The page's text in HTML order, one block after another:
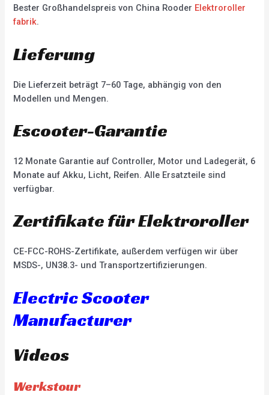
Bester Großhandelspreis von China Rooder Elektroroller
fabrik.
Lieferung
Die Lieferzeit beträgt 7–60 Tage, abhängig von den
Modellen und Mengen.
Escooter-Garantie
12 Monate Garantie auf Controller, Motor und Ladegerät, 6
Monate auf Akku, Licht, Reifen. Alle Ersatzteile sind
verfügbar.
Zertifikate für Elektroroller
CE-FCC-ROHS-Zertifikate, außerdem verfügen wir über
MSDS-, UN38.3- und Transportzertifizierungen.
Electric Scooter
Manufacturer
Videos
Werkstour